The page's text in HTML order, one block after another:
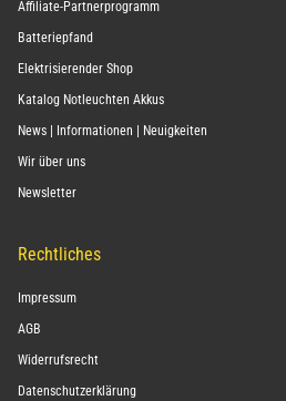
Affiliate-Partnerprogramm
Batteriepfand
Elektrisierender Shop
Katalog Notleuchten Akkus
News | Informationen | Neuigkeiten
Wir über uns
Newsletter
Rechtliches
Impressum
AGB
Widerrufsrecht
Datenschutzerklärung